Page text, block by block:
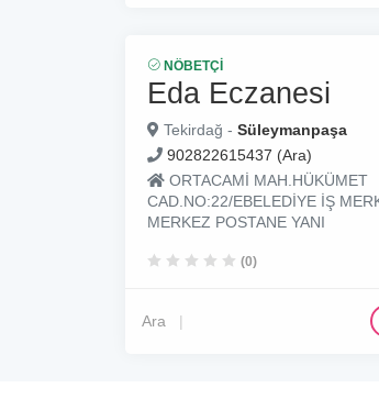
NÖBETÇI
Eda Eczanesi
Tekirdağ - Süleymanpaşa
902822615437 (Ara)
ORTACAMİ MAH.HÜKÜMET
CAD.NO:22/EBELEDİYE İŞ
MERKEZ POSTANE YANI
(0)
Ara